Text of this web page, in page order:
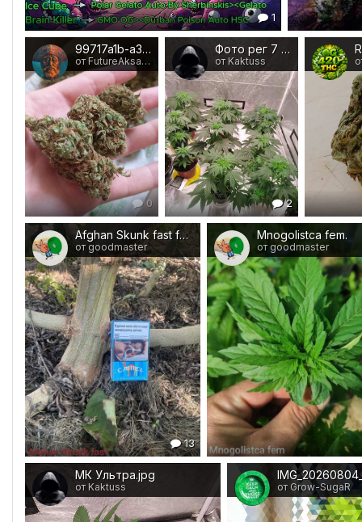
1
99717a1b-a37d-4223-899f-0c0e4336b554.jpg
от FutureAksakal
0
Фото рег 7 8.jpg
от Kaktuss
2
Afghan Skunk fast fem.
от goodmaster
13
Mnogolistca fem.
от goodmaster
МК Ультра.jpg
от Kaktuss от Grow-SugaR